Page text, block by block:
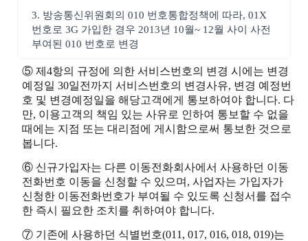
3. 방송통신위원회의 010 번호통합정책에 따라, 01X
번호로 3G 가입한 경우 2013년 10월~ 12월 사이 사전
부여된 010 번호로 변경
⑤ 제4항의 규정에 의한 서비스번호의 변경 시에는 변경
예정일 30일전까지 서비스번호의 변경사유, 변경 예정번
호 및 변경예정일을 해당고객에게 통보하여야 합니다. 다
만, 이용고객의 책임 있는 사유로 인하여 통보할 수 없을
때에는 지점 또는 대리점에 게시함으로써 통보한 것으로
봅니다.
⑥ 신규가입자는 다른 이동전화회사에서 사용하던 이동
전화번호 이동을 신청할 수 있으며, 사업자는 가입자가
신청한 이동전화번호가 부여될 수 있도록 신청서를 접수
한 즉시 필요한 조치를 취하여야 합니다.
⑦ 기존에 사용하던 식별번호(011, 017, 016, 018, 019)는